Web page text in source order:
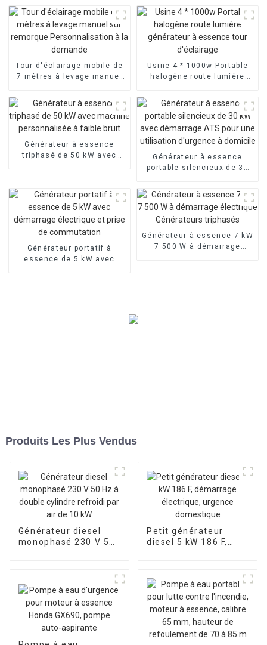
Tour d'éclairage mobile de
7 mètres à levage manuel
Personnalisation à la
demande
Usine 4 * 1000w Portable
halogène route lumière
d'éclairage
Générateur à essence
triphasé de 50 kW avec
Générateur à essence
portable silencieux de 30
pour une utilisation
d'urgence à domicile
Générateur portatif à
essence de 5 kW avec
Générateur à essence 7 kW
7 500 W à démarrage
Produits Les Plus Vendus
Générateur diesel
monophasé 230 V 50
Petit générateur
diesel 5 kW 186 F,